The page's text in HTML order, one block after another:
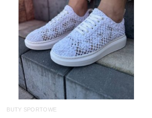
BUTY SPORTOWE